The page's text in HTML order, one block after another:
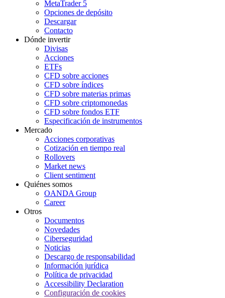
MetaTrader 5
Opciones de depósito
Descargar
Contacto
Dónde invertir
Divisas
Acciones
ETFs
CFD sobre acciones
CFD sobre índices
CFD sobre materias primas
CFD sobre criptomonedas
CFD sobre fondos ETF
Especificación de instrumentos
Mercado
Acciones corporativas
Cotización en tiempo real
Rollovers
Market news
Client sentiment
Quiénes somos
OANDA Group
Career
Otros
Documentos
Novedades
Ciberseguridad
Noticias
Descargo de responsabilidad
Información jurídica
Política de privacidad
Accessibility Declaration
Configuración de cookies